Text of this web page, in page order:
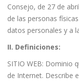
Consejo, de 27 de
de las personas
datos personales y a
II. Definiciones:
SITIO WEB: Dominio
de Internet. Describe